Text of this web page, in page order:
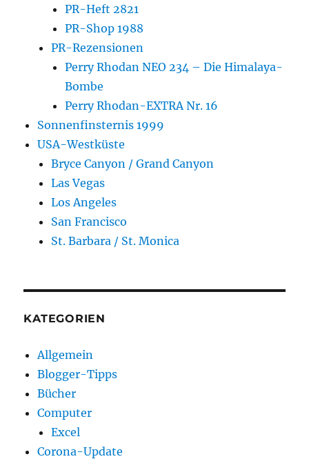
PR-Heft 2821
PR-Shop 1988
PR-Rezensionen
Perry Rhodan NEO 234 – Die Himalaya-
Bombe
Perry Rhodan-EXTRA Nr. 16
Sonnenfinsternis 1999
USA-Westküste
Bryce Canyon / Grand Canyon
Las Vegas
Los Angeles
San Francisco
St. Barbara / St. Monica
KATEGORIEN
Allgemein
Blogger-Tipps
Bücher
Computer
Excel
Corona-Update